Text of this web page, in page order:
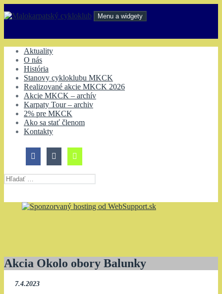
na
Menu a widgety
Aktuality
O nás
História
Stanovy cykloklubu MKCK
Realizované akcie MKCK 2026
Akcie MKCK – archív
Karpaty Tour – archiv
2% pre MKCK
Ako sa stať členom
Kontakty
Hľadať:
Akcia Okolo obory Balunky
7.4.2023